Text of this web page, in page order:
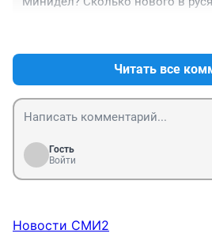
Читать все
Гость
Войти
Новости СМИ2